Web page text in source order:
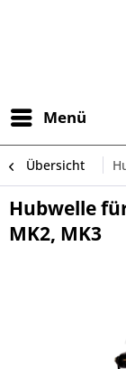
Menü
Übersicht
Hubwelle
MK2, MK3